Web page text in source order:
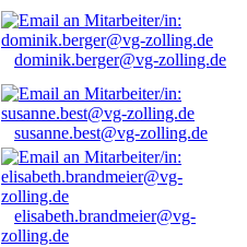
dominik.berger@vg-zolling.de
susanne.best@vg-zolling.de
elisabeth.brandmeier@vg-
zolling.de